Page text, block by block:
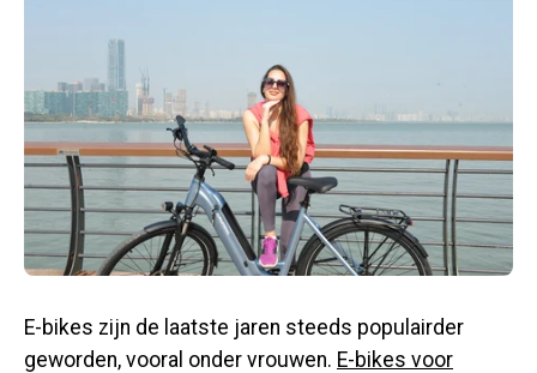
E-bikes zijn de laatste jaren steeds populairder
geworden, vooral onder vrouwen. E-bikes voor